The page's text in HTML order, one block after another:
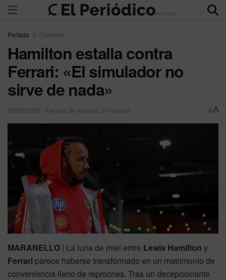
Portada Deportes
Hamilton estalla contra
Ferrari: «El simulador no
sirve de nada»
08/05/2026 Tiempo de lectura: 3 minutos AA
MARANELLO | La luna de miel entre Lewis Hamilton y
Ferrari parece haberse transformado en un matrimonio de
conveniencia lleno de reproches. Tras un decepcionante